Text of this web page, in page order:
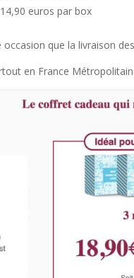
euros par box
que la livraison
en France